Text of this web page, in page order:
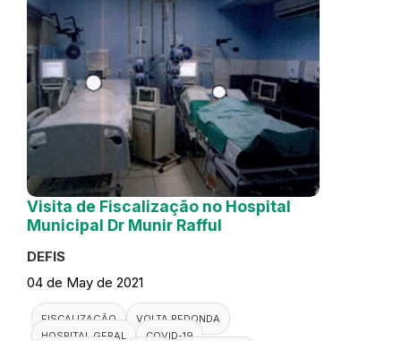
Visita de Fiscalização no Hospital
Municipal Dr Munir Rafful
DEFIS
04 de May de 2021
FISCALIZAÇÃO
VOLTA REDONDA
HOSPITAL GERAL
COVID-19